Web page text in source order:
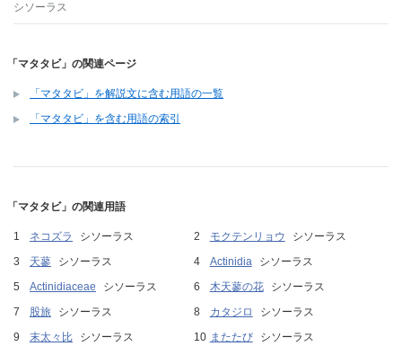
シソーラス
「マタタビ」の関連ページ
「マタタビ」を解説文に含む用語の一覧
「マタタビ」を含む用語の索引
「マタタビ」の関連用語
ネコズラ シソーラス モクテンリョウ
シソーラス
天蓼
シソーラス Actinidia
シソーラス
Actinidiaceae
シソーラス 木天蓼の花
シソーラス
股旅
シソーラス カタジロ
シソーラス
末太々比
シソーラス またたび シソーラス